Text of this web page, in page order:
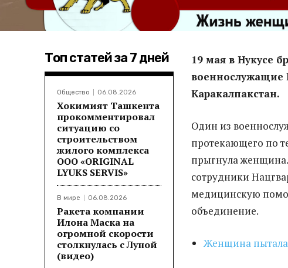
Топ статей за 7 дней
Общество 06.08.2026
Хокимият Ташкента
прокомментировал
ситуацию со
строительством
жилого комплекса
ООО «ORIGINAL
LYUKS SERVIS»
В мире 06.08.2026
Ракета компании
Илона Маска на
огромной скорости
столкнулась с Луной
(видео)
19 мая в Нукусе
военнослужащие
Каракалпакстан.
Один из
протекающего по
прыгнула
сотрудники
медицинскую
объединение.
Женщина